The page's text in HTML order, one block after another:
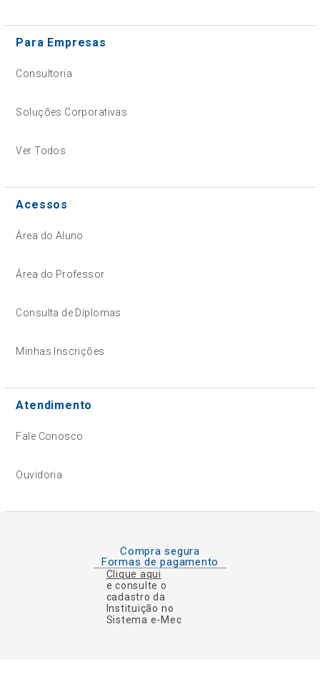
Para Empresas
Consultoria
Soluções Corporativas
Ver Todos
Acessos
Área do Aluno
Área do Professor
Consulta de Diplomas
Minhas Inscrições
Atendimento
Fale Conosco
Ouvidoria
Compra segura
Formas de pagamento
Clique aqui
e consulte o
cadastro da
Instituição no
Sistema e-Mec